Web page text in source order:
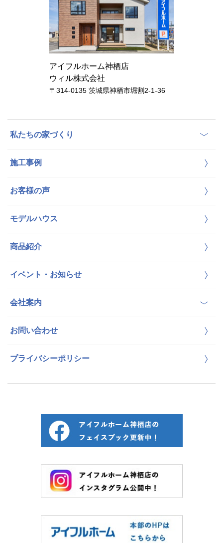
アイフルホーム神栖店
ウィル株式会社
〒314-0135 茨城県神栖市堀割2-1-36
私たちの家づくり
施工事例
お客様の声
モデルハウス
商品紹介
イベント・お知らせ
会社案内
お問い合わせ
プライバシーポリシー